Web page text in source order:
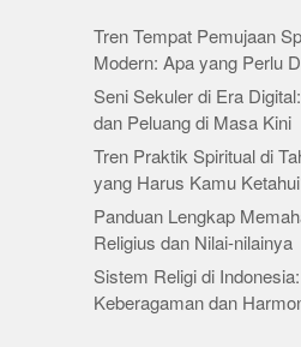
Tren Tempat Pemujaan
Modern: Apa yang Perlu
Seni Sekuler di Era
dan Peluang di Masa Kini
Tren Praktik Spiritual di
yang Harus Kamu
Panduan Lengkap
Religius dan Nilai-nilainya
Sistem Religi di Indonesia:
Keberagaman dan